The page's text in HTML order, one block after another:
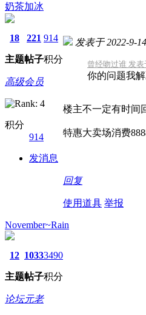
奶茶加冰
18
主题
221
帖子
914
积分
高级会员
积分
914
发消息
发表于 2022-9-
曾经吻过谁 发表
你的问题我
楼主不一定有时间
特惠大卖场消费
回复
使用道具 举报
November~Rain
12
主题
1033
帖子
3490
积分
论坛元老